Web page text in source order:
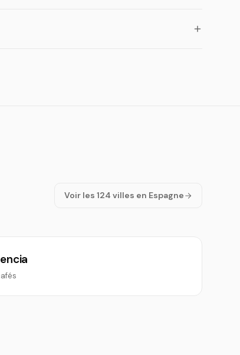
Voir les 124 villes en Espagne